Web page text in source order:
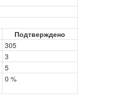
Подтверждено
305
3
5
0 %